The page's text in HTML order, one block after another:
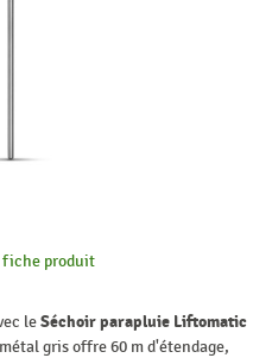
fiche produit
leSéchoir parapluie Liftomatic
gris offre 60 m d'étendage,